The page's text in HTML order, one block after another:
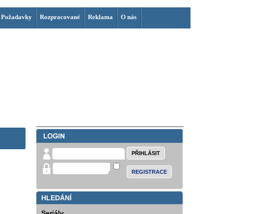
Požadavky Rozpracované Reklama O nás
REGISTRACE
HLEDÁNÍ